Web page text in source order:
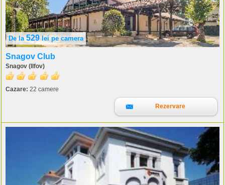
De la529 lei pe camera
Snagov Club
Snagov (Ilfov)
Cazare: 22 camere
Rezervare